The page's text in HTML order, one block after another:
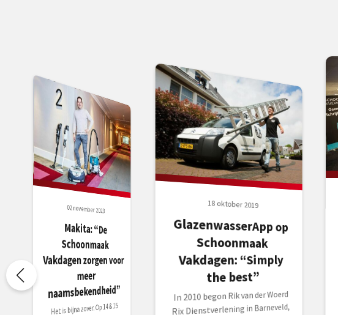
02 november 2023
Makita: “De
Schoonmaak
Vakdagen zorgen voor
meer
naamsbekendheid”
Het is bijna zover. Op 14 & 15
18 oktober 2019
GlazenwasserApp op
Schoonmaak
Vakdagen: “Simply
the best”
In 2010 begon Rik van der Woerd
Rix Dienstverlening in Barneveld,